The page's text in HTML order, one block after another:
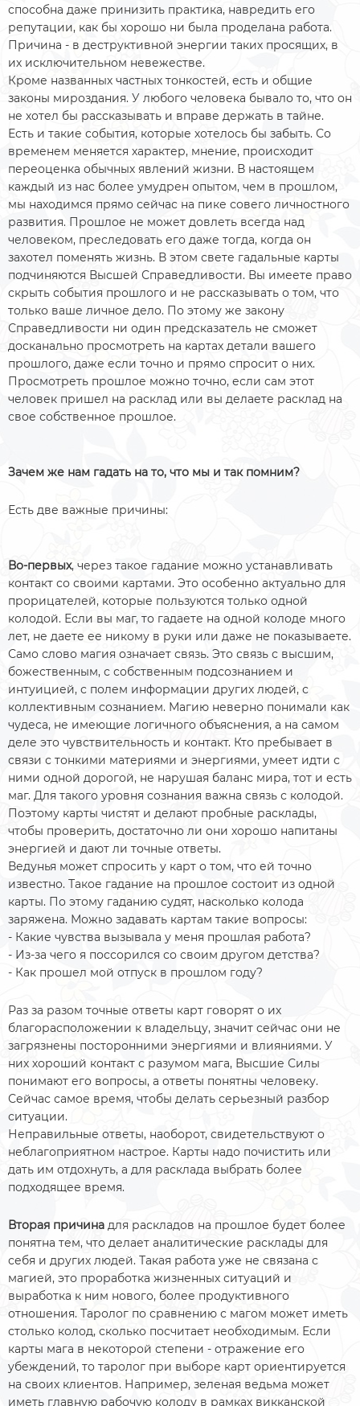
способна даже принизить практика, навредить его
репутации, как бы хорошо ни была проделана работа.
Причина - в деструктивной энергии таких просящих, в
их исключительном невежестве.
Кроме названных частных тонкостей, есть и общие
законы мироздания. У любого человека бывало то, что он
не хотел бы рассказывать и вправе держать в тайне.
Есть и такие события, которые хотелось бы забыть. Со
временем меняется характер, мнение, происходит
переоценка обычных явлений жизни. В настоящем
каждый из нас более умудрен опытом, чем в прошлом,
мы находимся прямо сейчас на пике совего личностного
развития. Прошлое не может довлеть всегда над
человеком, преследовать его даже тогда, когда он
захотел поменять жизнь. В этом свете гадальные карты
подчиняются Высшей Справедливости. Вы имеете право
скрыть события прошлого и не рассказывать о том, что
только ваше личное дело. По этому же закону
Справедливости ни один предсказатель не сможет
досканально просмотреть на картах детали вашего
прошлого, даже если точно и прямо спросит о них.
Просмотреть прошлое можно точно, если сам этот
человек пришел на расклад или вы делаете расклад на
свое собственное прошлое.
Зачем же нам гадать на то, что мы и так помним?
Есть две важные причины:
Во-первых, через такое гадание можно устанавливать
контакт со своими картами. Это особенно актуально для
прорицателей, которые пользуются только одной
колодой. Если вы маг, то гадаете на одной колоде много
лет, не даете ее никому в руки или даже не показываете.
Само слово магия означает связь. Это связь с высшим,
божественным, с собственным подсознанием и
интуицией, с полем информации других людей, с
коллективным сознанием. Магию неверно понимали как
чудеса, не имеющие логичного объяснения, а на самом
деле это чувствительность и контакт. Кто пребывает в
связи с тонкими материями и энергиями, умеет идти с
ними одной дорогой, не нарушая баланс мира, тот и есть
маг. Для такого уровня сознания важна связь с колодой.
Поэтому карты чистят и делают пробные расклады,
чтобы проверить, достаточно ли они хорошо напитаны
энергией и дают ли точные ответы.
Ведунья может спросить у карт о том, что ей точно
известно. Такое гадание на прошлое состоит из одной
карты. По этому гаданию судят, насколько колода
заряжена. Можно задавать картам такие вопросы:
- Какие чувства вызывала у меня прошлая работа?
- Из-за чего я поссорился со своим другом детства?
- Как прошел мой отпуск в прошлом году?
Раз за разом точные ответы карт говорят о их
благорасположении к владельцу, значит сейчас они не
загрязнены посторонними энергиями и влияниями. У
них хороший контакт с разумом мага, Высшие Силы
понимают его вопросы, а ответы понятны человеку.
Сейчас самое время, чтобы делать серьезный разбор
ситуации.
Неправильные ответы, наоборот, свидетельствуют о
неблагоприятном настрое. Карты надо почистить или
дать им отдохнуть, а для расклада выбрать более
подходящее время.
Вторая причина для раскладов на прошлое будет более
понятна тем, что делает аналитические расклады для
себя и других людей. Такая работа уже не связана с
магией, это проработка жизненных ситуаций и
выработка к ним нового, более продуктивного
отношения. Таролог по сравнению с магом может иметь
столько колод, сколько посчитает необходимым. Если
карты мага в некоторой степени - отражение его
убеждений, то таролог при выборе карт ориентируется
на своих клиентов. Например, зеленая ведьма может
иметь главную рабочую колоду в рамках викканской